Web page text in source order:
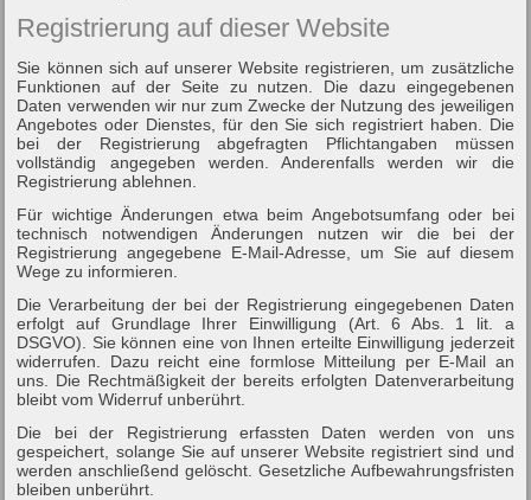
Registrierung auf dieser Website
Sie können sich auf unserer Website registrieren, um zusätzliche
Funktionen auf der Seite zu nutzen. Die dazu eingegebenen
Daten verwenden wir nur zum Zwecke der Nutzung des jeweiligen
Angebotes oder Dienstes, für den Sie sich registriert haben. Die
bei der Registrierung abgefragten Pflichtangaben müssen
vollständig angegeben werden. Anderenfalls werden wir die
Registrierung ablehnen.
Für wichtige Änderungen etwa beim Angebotsumfang oder bei
technisch notwendigen Änderungen nutzen wir die bei der
Registrierung angegebene E-Mail-Adresse, um Sie auf diesem
Wege zu informieren.
Die Verarbeitung der bei der Registrierung eingegebenen Daten
erfolgt auf Grundlage Ihrer Einwilligung (Art. 6 Abs. 1 lit. a
DSGVO). Sie können eine von Ihnen erteilte Einwilligung jederzeit
widerrufen. Dazu reicht eine formlose Mitteilung per E-Mail an
uns. Die Rechtmäßigkeit der bereits erfolgten Datenverarbeitung
bleibt vom Widerruf unberührt.
Die bei der Registrierung erfassten Daten werden von uns
gespeichert, solange Sie auf unserer Website registriert sind und
werden anschließend gelöscht. Gesetzliche Aufbewahrungsfristen
bleiben unberührt.